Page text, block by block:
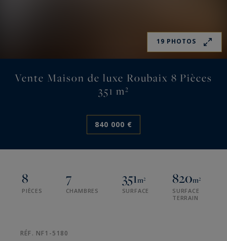
19 PHOTOS
Vente Maison de luxe Roubaix 8 Pièces
351 m²
840 000 €
8
PIÈCES
7
CHAMBRES
351m²
SURFACE
820m²
SURFACE
TERRAIN
RÉF. NF1-5180